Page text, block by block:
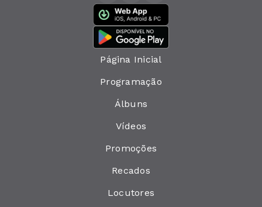
Página Inicial
Programação
Álbuns
Vídeos
Promoções
Recados
Locutores